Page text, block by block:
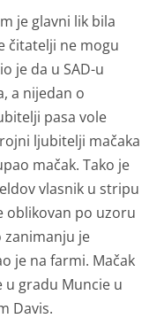
je glavni lik bila
čitatelji ne mogu
je da u SAD-u
a nijedan o
pasa vole
ljubitelji mačaka
mačak. Tako je
vlasnik u stripu
oblikovan po uzoru
zanimanju je
je na farmi. Mačak
u gradu Muncie u
Davis.